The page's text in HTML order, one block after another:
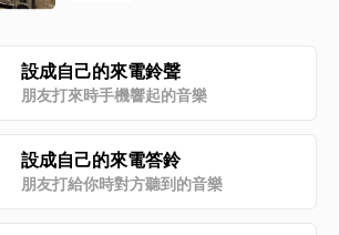
設成自己的來電鈴聲
朋友打來時手機響起的音樂
設成自己的來電答鈴
朋友打給你時對方聽到的音樂